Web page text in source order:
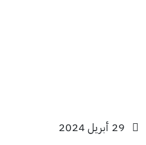
29 أبريل 2024